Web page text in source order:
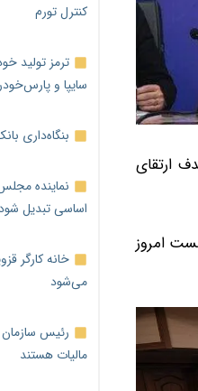
ارتقای
امروز
کنترل تورم
سایپا و
بنگاه‌داری
نماینده
اساسی تبدیل شود
خانه کارگر
می‌شود
رئیس سازمان
مالیات هستند